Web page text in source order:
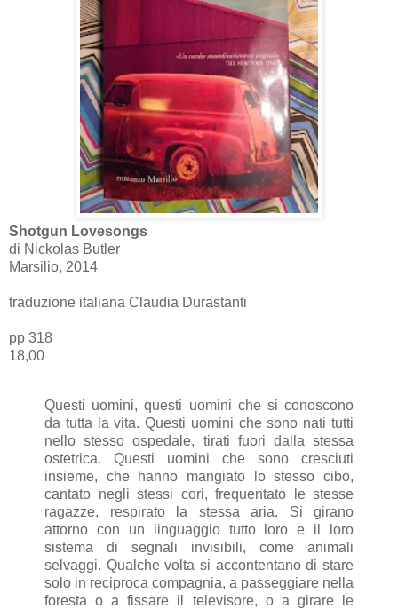
Shotgun Lovesongs
di Nickolas Butler
Marsilio, 2014
traduzione italiana Claudia Durastanti
pp 318
18,00
Questi uomini, questi uomini che si conoscono
da tutta la vita. Questi uomini che sono nati tutti
nello stesso ospedale, tirati fuori dalla stessa
ostetrica. Questi uomini che sono cresciuti
insieme, che hanno mangiato lo stesso cibo,
cantato negli stessi cori, frequentato le stesse
ragazze, respirato la stessa aria. Si girano
attorno con un linguaggio tutto loro e il loro
sistema di segnali invisibili, come animali
selvaggi. Qualche volta si accontentano di stare
solo in reciproca compagnia, a passeggiare nella
foresta o a fissare il televisore, o a girare le